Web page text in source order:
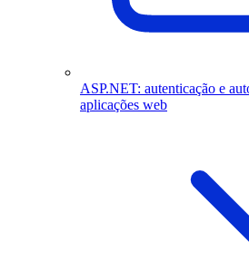
ASP.NET: autenticação e
aplicações web